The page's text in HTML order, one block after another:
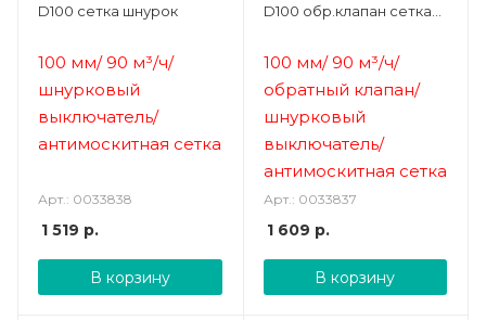
D100 сетка шнурок
100 мм/ 90 м³/ч/
шнурковый
выключатель/
антимоскитная сетка
Арт.: 0033838
1 519 р.
В корзину
D100 обр.клапан сетка
100 мм/ 90 м³/ч/
обратный клапан/
шнурковый
выключатель/
антимоскитная сетка
Арт.: 0033837
1 609 р.
В корзину